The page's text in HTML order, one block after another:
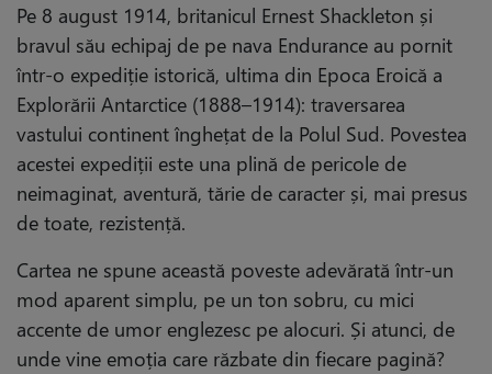
Pe 8 august 1914, britanicul Ernest Shackleton și
bravul său echipaj de pe nava Endurance au pornit
într-o expediție istorică, ultima din Epoca Eroică a
Explorării Antarctice (1888–1914): traversarea
vastului continent înghețat de la Polul Sud. Povestea
acestei expediții este una plină de pericole de
neimaginat, aventură, tărie de caracter și, mai presus
de toate, rezistență.
Cartea ne spune această poveste adevărată într-un
mod aparent simplu, pe un ton sobru, cu mici
accente de umor englezesc pe alocuri. Și atunci, de
unde vine emoția care răzbate din fiecare pagină?